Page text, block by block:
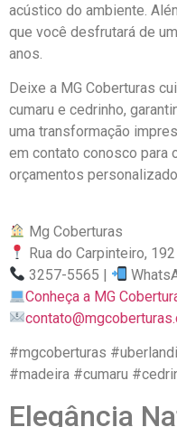
acústico do ambiente.
que você desfrutará de
anos.
Deixe a MG Coberturas
cumaru e cedrinho,
uma transformação
em contato conosco para
orçamentos
Mg Coberturas
Rua do Carpinteiro,
3257-5565 |
Conheça a MG
#mgcoberturas
#madeira #cumaru
Elegância